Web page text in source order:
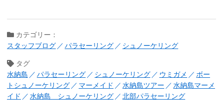
カテゴリー：
スタッフブログ
パラセーリング シュノーケリング
タグ
水納島
パラセーリング シュノーケリング ウミガメ
ボー
トシュノーケリング
マーメイド 水納島ツアー
水納島マーメ
イド
水納島 シュノーケリング 北部パラセーリング